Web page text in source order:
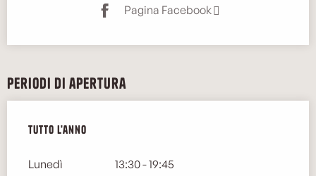
Pagina Facebook
Periodi di apertura
Tutto l'anno
Tutto l'anno
Lunedì 13:30 - 19:45